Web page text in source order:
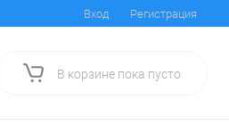
Вход Регистрация
В корзине пока пусто